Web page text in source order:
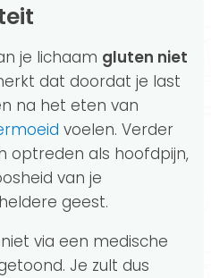
je lichaam gluten niet
dat doordat je last
na het eten van
voelen. Verder
optreden als hoofdpijn,
van je
geest.
via een medische
Je zult dus